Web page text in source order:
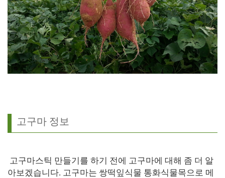
고구마 정보
고구마스틱 만들기를 하기 전에 고구마에 대해 좀 더 알
아보겠습니다. 고구마는 쌍떡잎식물 통화식물목으로 메